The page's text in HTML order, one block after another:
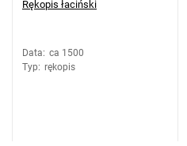
Rękopis łaciński
Data: ca 1500
Typ: rękopis